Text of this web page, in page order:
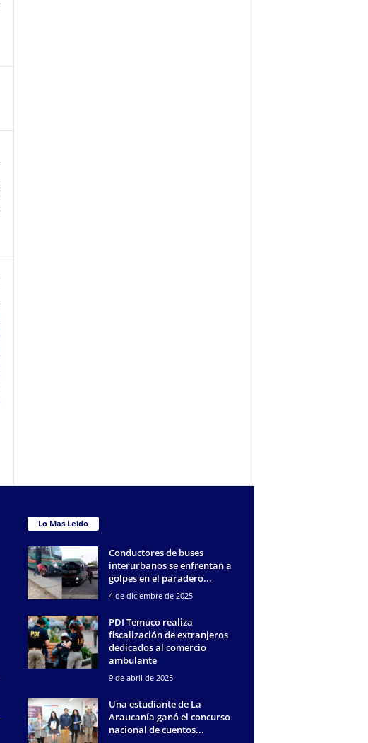
Lo Mas Leido
Conductores de buses
interurbanos se enfrentan a
golpes en el paradero...
4 de diciembre de 2025
PDI Temuco realiza
fiscalización de extranjeros
dedicados al comercio
ambulante
9 de abril de 2025
Una estudiante de La
Araucanía ganó el concurso
nacional de cuentos...